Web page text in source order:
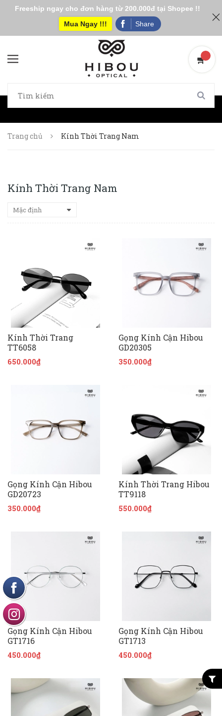
Trang chủ Kính Thời Trang Nam
Kính Thời Trang Nam
Kính Thời Trang
TT6058
650.000₫
Gọng Kính Cận Hibou
GD20305
350.000₫
Gọng Kính Cận Hibou
GD20723
350.000₫
Kính Thời Trang Hibou
TT9118
550.000₫
Gọng Kính Cận Hibou
GT1716
450.000₫
Gọng Kính Cận Hibou
GT1713
450.000₫
Freeship ngay cho đơn hàng từ 200.000đ tại Shopee !!
Mua Ngay !!!
Share